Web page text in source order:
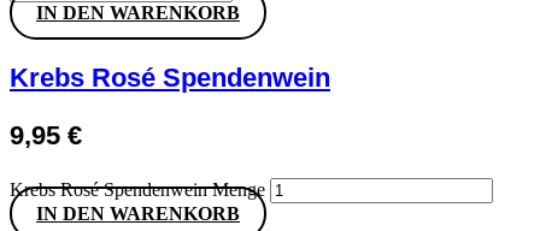
IN DEN WARENKORB
Krebs Rosé Spendenwein
9,95 €
Krebs Rosé Spendenwein Menge
IN DEN WARENKORB